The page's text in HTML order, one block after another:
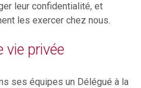
leur confidentialité, et
les exercer chez nous.
vie privée
ses équipes un Délégué à la